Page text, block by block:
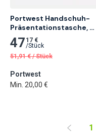
Portwest Handschuh-
Präsentationstasche,
Schwarz 10 Stk.
47 17 €
/Stück
51,91 € /Stück
Portwest
Min. 20,00 €
1